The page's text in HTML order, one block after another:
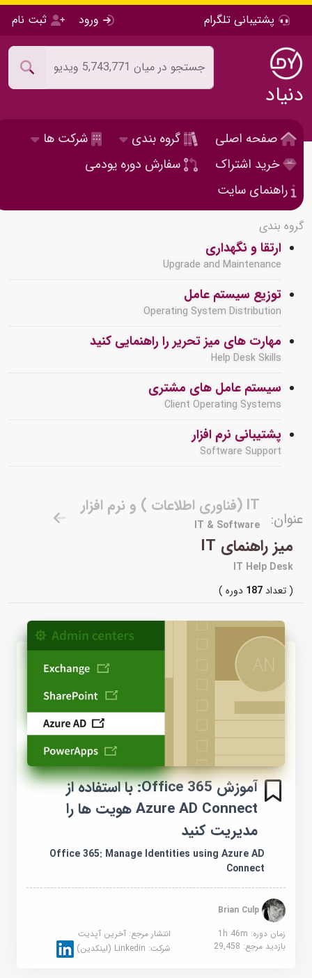
پشتیبانی تلگرام ورود ثبت نام
دنیاد
صفحه اصلی گروه بندی
شرکت ها
خرید اشتراک
سفارش دوره یودمی
راهنمای سایت
گروه بندی
ارتقا و نگهداری
Upgrade and Maintenance
توزیع سیستم عامل
Operating System Distribution
مهارت های میز تحریر را راهنمایی کنید
Help Desk Skills
سیستم عامل های مشتری
Client Operating Systems
پشتیبانی نرم افزار
Software Support
عنوان:
IT (فناوری اطلاعات ) و نرم افزار
IT & Software
میز راهنمای IT
IT Help Desk
( تعداد187 دوره )
آموزش Office 365: با استفاده از
Azure AD Connect هویت ها را
مدیریت کنید
Office 365: Manage Identities using Azure AD
Connect
Brian Culp
زمان دوره: 1h 46m
انتشار مرجع:آخرین آپدیت
بازدید مرجع:29,458 شرکت:Linkedin (لینکدین)